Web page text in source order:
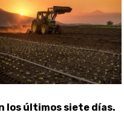
los últimos siete días.